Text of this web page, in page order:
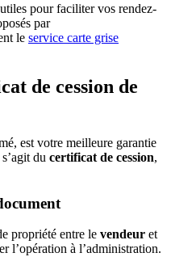
pour faciliter vos rendez-
par
le service carte grise
de cession de
est votre meilleure garantie
du certificat de cession,
propriété entre le vendeur et
l’opération à l’administration.